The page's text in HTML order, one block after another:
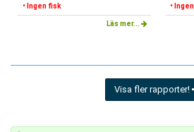
• Ingen fisk
Läs mer...
•
Visa fler rapporter!